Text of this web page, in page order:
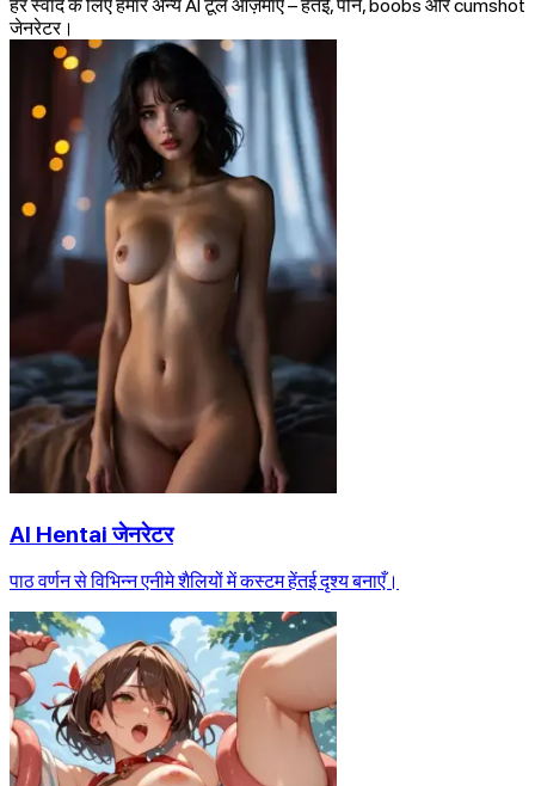
हर स्वाद के लिए हमारे अन्य AI टूल आज़माएँ – हेंतई, पोर्न, boobs और cumshot
जेनरेटर।
AI Hentai जेनरेटर
पाठ वर्णन से विभिन्न एनीमे शैलियों में कस्टम हेंतई दृश्य बनाएँ।